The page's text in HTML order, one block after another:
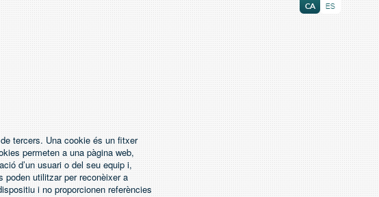
CA ES
tercers. Una cookie és un fitxer
permeten a una pàgina web,
d’un usuari o del seu equip i,
poden utilitzar per reconèixer a
i no proporcionen referències